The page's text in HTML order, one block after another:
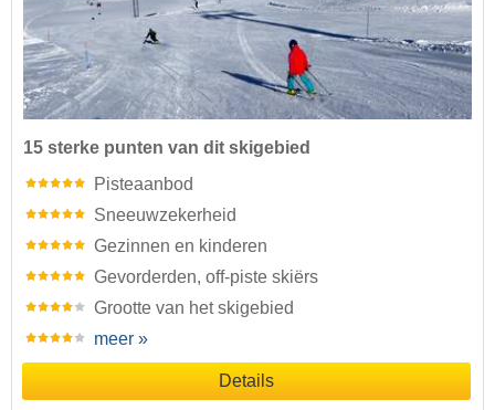
15 sterke punten van dit skigebied
Pisteaanbod
Sneeuwzekerheid
Gezinnen en kinderen
Gevorderden, off-piste skiërs
Grootte van het skigebied
meer »
Details